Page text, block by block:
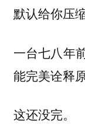
默认给你压
一台七八年
能完美诠释
这还没完。